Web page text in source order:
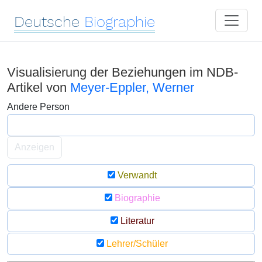
Deutsche Biographie
Visualisierung der Beziehungen im NDB-
Artikel von Meyer-Eppler, Werner
Andere Person
Anzeigen
Verwandt
Biographie
Literatur
Lehrer/Schüler